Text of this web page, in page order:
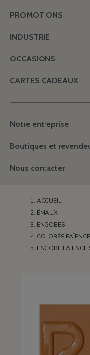
PROMOTIONS
INDUSTRIE
OCCASIONS
CARTES CADEAUX
Notre entreprise
Boutiques et
Nous contacter
ACCUEIL
ÉMAUX
ENGOBES
COLORÉS
ENGOBE FAÏENCE